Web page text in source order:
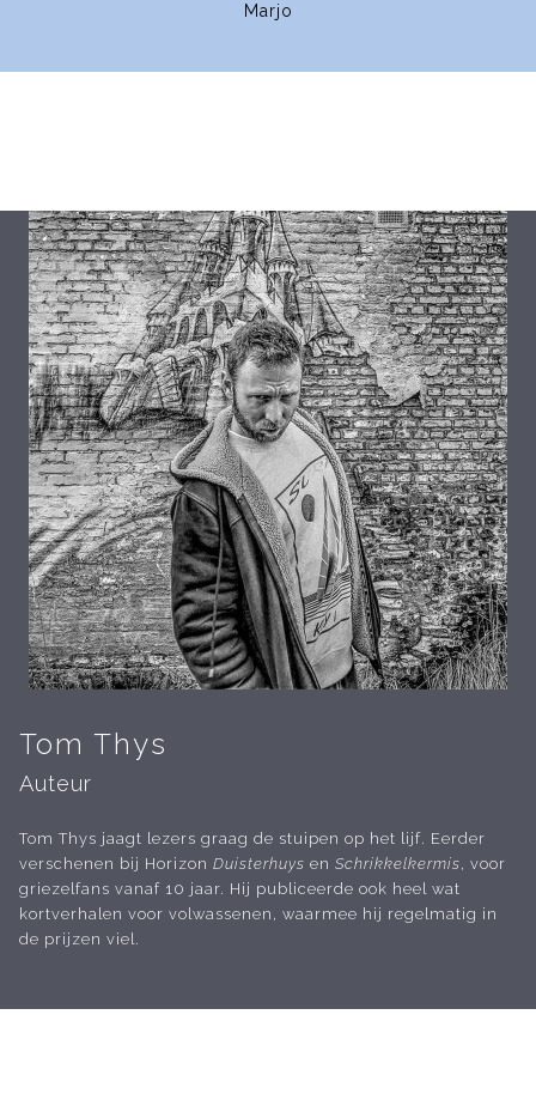
Marjo
Tom Thys
Auteur
Tom Thys jaagt lezers graag de stuipen op het lijf. Eerder
verschenen bij Horizon Duisterhuys en Schrikkelkermis, voor
griezelfans vanaf 10 jaar. Hij publiceerde ook heel wat
kortverhalen voor volwassenen, waarmee hij regelmatig in
de prijzen viel.